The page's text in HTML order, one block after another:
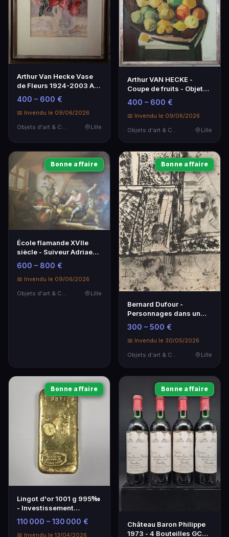
Arthur Van Hecke Vase
de Fleurs 1924-2003 Art
Contemporain
400 – 600 €
📅 Invendu le 09/06/2026
Lille
Arthur VAN HECKE -
Coupe de fruits - Objet
d'art
400 – 600 €
📅 Invendu le 09/06/2026
Objets d'art & Curiosités
Lille
Bonne affaire
École flamande XVIIe
siècle - Suiveur Adriaen
Van Ostade - Tableau
d'art
600 – 800 €
📅 Invendu le 09/06/2026
Objets d'art & Curiosités
Lille
Bonne affaire
Bernard Dufour -
Personnages dans un
intérieur - Œuvre d'art
300 – 500 €
📅 Invendu le 30/05/2026
Objets d'art & Curiosités
Lille
Bonne affaire
Lingot d'or 1001 g 995‰
- Investissement
précieux
110 000 – 130 000 €
📅 Invendu le 13/04/2026
Bonne affaire
Château Baron Philippe
1973 - 4 Bouteilles GCC